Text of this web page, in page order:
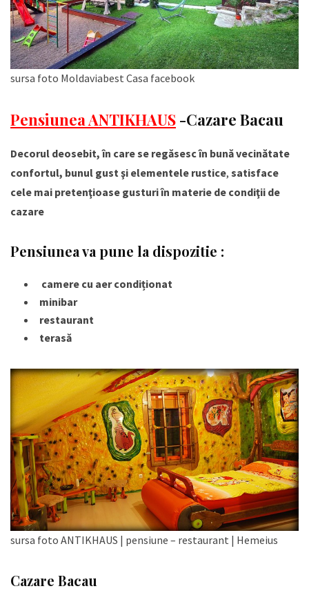
sursa foto Moldaviabest Casa facebook
Pensiunea ANTIKHAUS -Cazare Bacau
Decorul deosebit, în care se regăsesc în bună vecinătate
confortul, bunul gust şi elementele rustice, satisface
cele mai pretenţioase gusturi în materie de condiţii de
cazare
Pensiunea va pune la dispozitie :
camere cu aer condiționat
minibar
restaurant
terasă
sursa foto ANTIKHAUS | pensiune – restaurant | Hemeius
Cazare Bacau